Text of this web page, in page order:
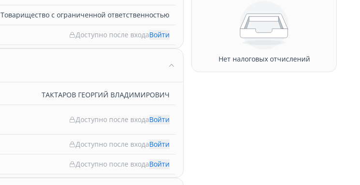
Товарищество с ограниченной ответственностью
Доступно после входаВойти
ТАКТАРОВ ГЕОРГИЙ ВЛАДИМИРОВИЧ
Доступно после входаВойти
Доступно после входаВойти
Доступно после входаВойти
Нет налоговых отчислений